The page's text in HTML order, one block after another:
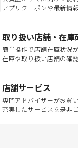
アプリクーポンや最新情
取り扱い店舗・在庫
簡単操作で店舗在庫状況
在庫や取り扱い店舗の確
店舗サービス
専門アドバイザーがお買
充実したサービスを是非